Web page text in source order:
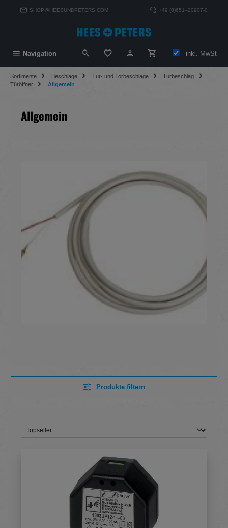
springenSHOP@HEESUNDPETERS.COM +49 (0)651–20907-0
Navigation Du hast 0 Produkte auf deminkl. MwSt
Sortimente Beschläge Tür- und Torbeschläge
Türbeschlag
Türöffner
Allgemein
Allgemein
Produkte filtern